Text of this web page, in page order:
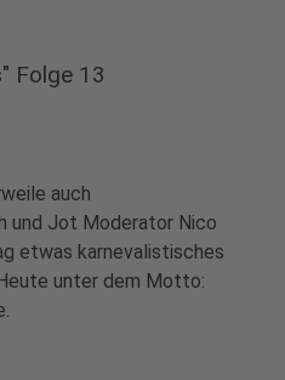
Folge 13
auch
und Jot Moderator Nico
etwas karnevalistisches
unter dem Motto: